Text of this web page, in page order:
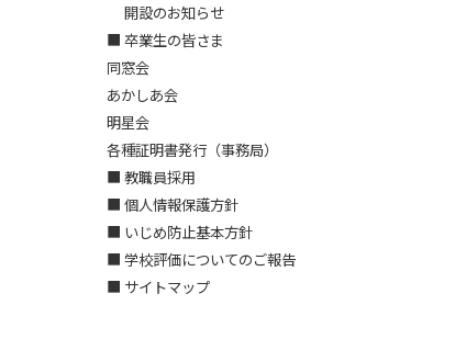
開設のお知らせ
■ 卒業生の皆さま
同窓会
あかしあ会
明星会
各種証明書発行（事務局）
■ 教職員採用
■ 個人情報保護方針
■ いじめ防止基本方針
■ 学校評価についてのご報告
■ サイトマップ